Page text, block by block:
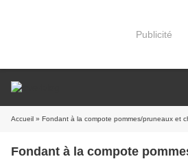
Publicité
Accueil » Fondant à la compote pommes/pruneaux et
Fondant à la compote